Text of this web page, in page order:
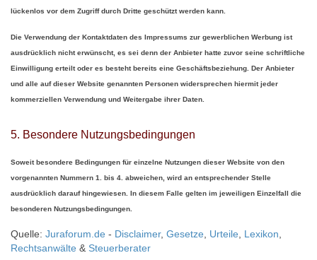
lückenlos vor dem Zugriff durch Dritte geschützt werden kann.
Die Verwendung der Kontaktdaten des Impressums zur gewerblichen Werbung ist
ausdrücklich nicht erwünscht, es sei denn der Anbieter hatte zuvor seine schriftliche
Einwilligung erteilt oder es besteht bereits eine Geschäftsbeziehung. Der Anbieter
und alle auf dieser Website genannten Personen widersprechen hiermit jeder
kommerziellen Verwendung und Weitergabe ihrer Daten.
5. Besondere Nutzungsbedingungen
Soweit besondere Bedingungen für einzelne Nutzungen dieser Website von den
vorgenannten Nummern 1. bis 4. abweichen, wird an entsprechender Stelle
ausdrücklich darauf hingewiesen. In diesem Falle gelten im jeweiligen Einzelfall die
besonderen Nutzungsbedingungen.
Quelle: Juraforum.de - Disclaimer, Gesetze Urteile Lexikon
Rechtsanwälte & Steuerberater